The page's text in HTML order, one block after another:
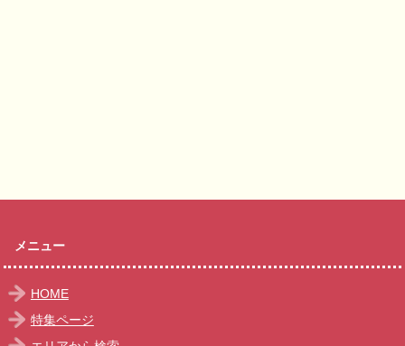
メニュー
HOME
特集ページ